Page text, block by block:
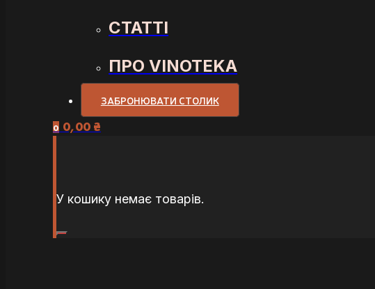
СТАТТІ
ПРО VINOTEKA
ЗАБРОНЮВАТИ СТОЛИК
0 0,00 ₴
У кошику немає товарів.